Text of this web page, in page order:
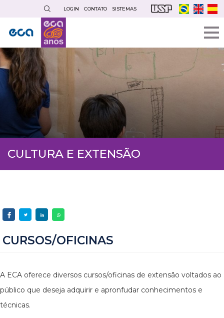
conteúdo
principal
LOGIN CONTATO SISTEMAS
CULTURA E EXTENSÃO
CURSOS/OFICINAS
A ECA oferece diversos cursos/oficinas de extensão voltados ao
público que deseja adquirir e apronfudar conhecimentos e
técnicas.